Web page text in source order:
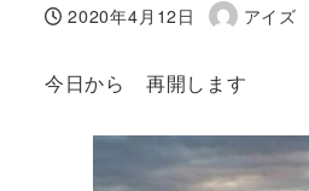
投稿日
2020年4月12日
著
アイズ
今日から 再開します